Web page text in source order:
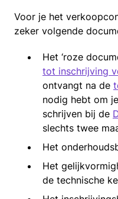
Voor je het
zeker volgende
Het ‘roze
tot inschrijving
ontvangt na de
nodig hebt om
schrijven bij de
slechts twee
Het
Het
de technische